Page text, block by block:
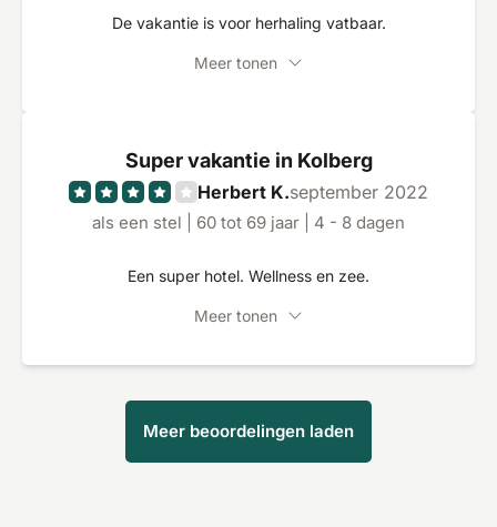
De vakantie is voor herhaling vatbaar.
Meer tonen
Super vakantie in Kolberg
Herbert K.september 2022
als een stel | 60 tot 69 jaar | 4 - 8 dagen
Een super hotel. Wellness en zee.
Meer tonen
Meer beoordelingen laden